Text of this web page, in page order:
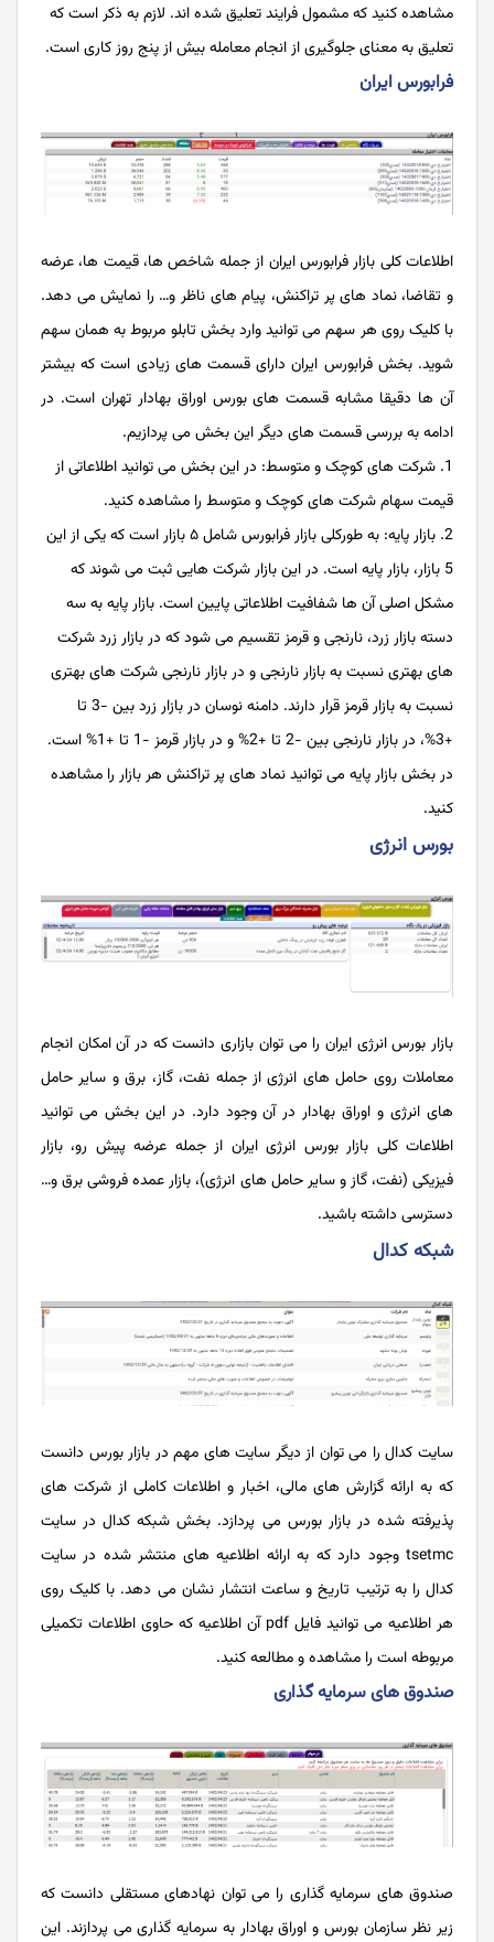
مشاهده کنید که مشمول فرایند تعلیق شده اند. لازم به ذکر است که
تعلیق به معنای جلوگیری از انجام معامله بیش از پنج روز کاری است.
فرابورس ایران
اطلاعات کلی بازار فرابورس ایران از جمله شاخص ها، قیمت ها، عرضه
و تقاضا، نماد های پر تراکنش، پیام های ناظر و… را نمایش می دهد.
با کلیک روی هر سهم می توانید وارد بخش تابلو مربوط به همان سهم
شوید. بخش فرابورس ایران دارای قسمت های زیادی است که بیشتر
آن ها دقیقا مشابه قسمت های بورس اوراق بهادار تهران است. در
ادامه به بررسی قسمت های دیگر این بخش می پردازیم.
شرکت های کوچک و متوسط: در این بخش می توانید اطلاعاتی از
قیمت سهام شرکت های کوچک و متوسط را مشاهده کنید.
بازار پایه: به ‌طورکلی بازار فرابورس شامل ۵ بازار است که یکی از این
5 بازار، بازار پایه است. در این بازار شرکت ‌هایی ثبت می شوند که
مشکل اصلی آن ها شفافیت اطلاعاتی پایین است. بازار پایه به سه
دسته بازار زرد، نارنجی و قرمز تقسیم می شود که در بازار زرد شرکت
های بهتری نسبت به بازار نارنجی و در بازار نارنجی شرکت های بهتری
نسبت به بازار قرمز قرار دارند. دامنه نوسان در بازار زرد بین -3 تا
+3%، در بازار نارنجی بین -2 تا +2% و در بازار قرمز -1 تا +1% است.
در بخش بازار پایه می توانید نماد های پر تراکنش هر بازار را مشاهده
کنید.
بورس انرژی
بازار بورس انرژی ایران را می توان بازاری دانست که در آن امکان انجام
های انرژی و اوراق بهادار در آن وجود دارد. در این بخش می توانید
اطلاعات کلی بازار بورس انرژی ایران از جمله عرضه پیش رو، بازار
فیزیکی (نفت، گاز و سایر حامل های انرژی)، بازار عمده فروشی برق و…
دسترسی داشته باشید.
شبکه کدال
سایت کدال را می توان از دیگر سایت های مهم در بازار بورس دانست
که به ارائه گزارش های مالی، اخبار و اطلاعات کاملی از شرکت‌ های
پذیرفته‌ شده در بازار بورس می پردازد. بخش شبکه کدال در سایت
tsetmc وجود دارد که به ارائه اطلاعیه های منتشر شده در سایت
کدال را به ترتیب تاریخ و ساعت انتشار نشان می دهد. با کلیک روی
هر اطلاعیه می توانید فایل pdf آن اطلاعیه که حاوی اطلاعات تکمیلی
مربوطه است را مشاهده و مطالعه کنید.
صندوق های سرمایه گذاری
صندوق ‌های سرمایه ‌گذاری را می توان نهادهای مستقلی دانست که
زیر نظر سازمان بورس و اوراق بهادار به سرمایه گذاری می پردازند. این